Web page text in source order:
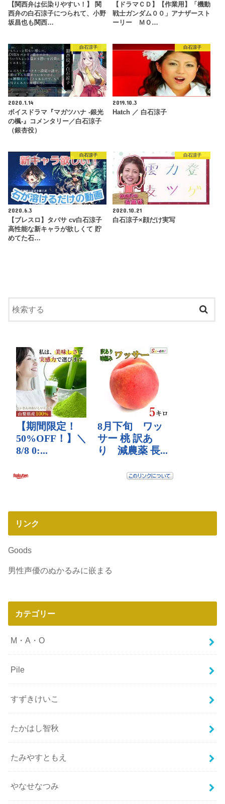
【関西弁は伝染りやすい！】 関
西弁の白石涼子につられて、小野
坂昌也も関西…
【ドラマＣＤ】【作業用】「機動
戦士ガンダム００」アナザースト
ーリー ＭＯ…
白石涼子
2020.1.14
ボイスドラマ『マガツハナ -銀光
の楓-』コメンタリー／白石涼子
（銀杏役）
白石涼子
2019.10.3
Hatch ／ 白石涼子
白石涼子
2020.6.3
【ブレスロ】タバサ cv白石涼子
高性能な新キャラが欲しくて 貯
めてた石…
白石涼子
2020.10.21
白石涼子×顔だけ実写
リンク
Goods
男性声優のぬかるみに嵌まる
カテゴリー
M・A・O
Pile
すずきけいこ
たかはし智秋
たみやすともえ
やなせなつみ